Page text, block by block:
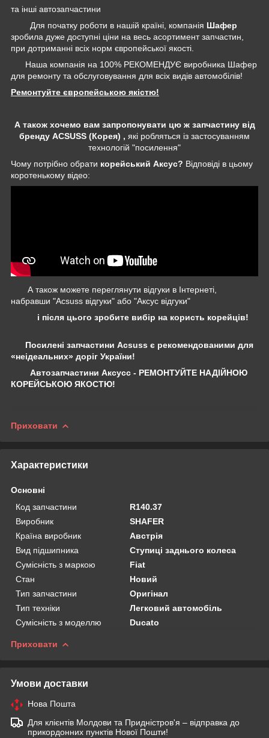
та інші автозапчастини
Для початку роботи в нашій країні, компанія Шафер
зробила дуже доступні ціни на весь асортимент запчастин,
при дотриманні всіх норм європейської якості.
Наша компанія на 100% РЕКОМЕНДУЄ виробника Шафер
для ремонту та обслуговування для всіх видів автомобілів!
Ремонтуйте європейською якістю!
А також хочемо вам запропонувати цю ж запчастину від
бренду ACSUSS (Корея) , які робляться із застосуванням
технологій "посилення"
Чому потрібно обрати корейський Аксус? Відповіді в цьому
коротенькому відео:
А також можете переглянути відгуки в Інтернеті,
набравши "Acsuss відгуки" або "Аксус відгуки"
і після цього зробите вибір на користь корейців!
Посилені запчастини Acsuss є рекомендованими для
«неідеальних» доріг України!
Автозапчастини Аксусс - РЕМОНТУЙТЕ НАДІЙНОЮ
КОРЕЙСЬКОЮ ЯКОСТЮ!
Приховати
Характеристики
Основні
Код запчастини
R140.37
Виробник
SHAFER
Країна виробник
Австрія
Вид підшипника
Ступиці заднього колеса
Сумісність з маркою
Fiat
Стан
Новий
Тип запчастини
Оригінал
Тип техніки
Легковий автомобіль
Сумісність з моделлю
Ducato
Приховати
Умови доставки
Нова Пошта
Для клієнтів Молдови та Придністров'я – відправка до
прикордонних пунктів Нової Пошти!